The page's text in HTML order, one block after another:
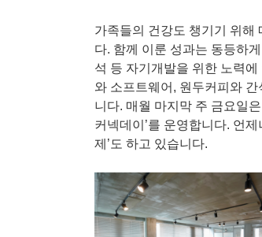
가족들의 건강도 챙기기 위해
다. 함께 이룬 성과는 동등하
석 등 자기개발을 위한 노력
와 소프트웨어, 원두커피와
니다. 매월 마지막 주 금요일
커넥데이’를 운영합니다. 언
제’도 하고 있습니다.